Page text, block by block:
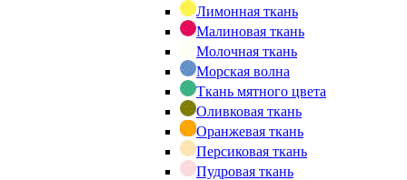
Лимонная ткань
Малиновая ткань
Молочная ткань
Морская волна
Ткань мятного цвета
Оливковая ткань
Оранжевая ткань
Персиковая ткань
Пудровая ткань